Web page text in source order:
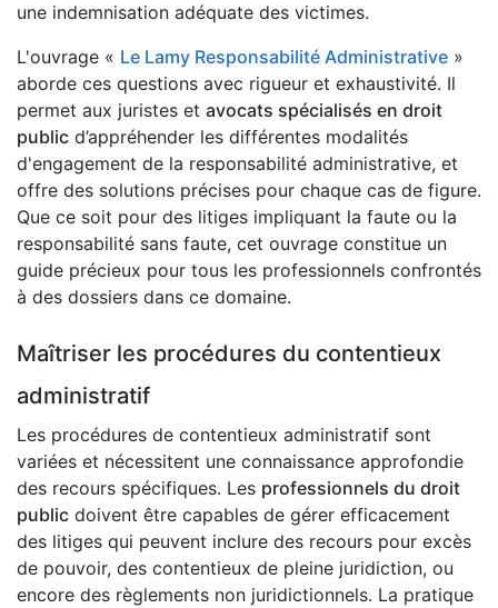
une indemnisation adéquate des victimes.
L'ouvrage « Le Lamy Responsabilité Administrative »
aborde ces questions avec rigueur et exhaustivité. Il
permet aux juristes et avocats spécialisés en droit
public d’appréhender les différentes modalités
d'engagement de la responsabilité administrative, et
offre des solutions précises pour chaque cas de figure.
Que ce soit pour des litiges impliquant la faute ou la
responsabilité sans faute, cet ouvrage constitue un
guide précieux pour tous les professionnels confrontés
à des dossiers dans ce domaine.
Maîtriser les procédures du contentieux
administratif
Les procédures de contentieux administratif sont
variées et nécessitent une connaissance approfondie
des recours spécifiques. Les professionnels du droit
public doivent être capables de gérer efficacement
des litiges qui peuvent inclure des recours pour excès
de pouvoir, des contentieux de pleine juridiction, ou
encore des règlements non juridictionnels. La pratique